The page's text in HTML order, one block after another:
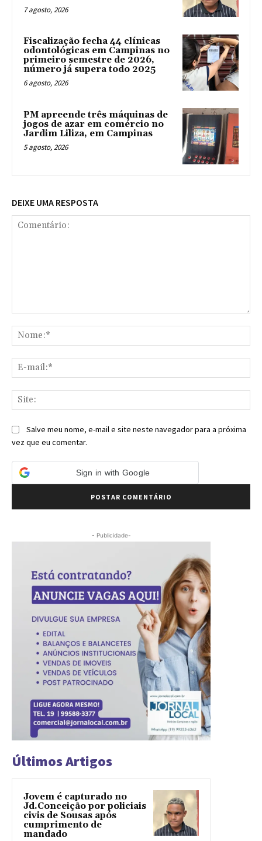
7 agosto, 2026
Fiscalização fecha 44 clínicas
odontológicas em Campinas no
primeiro semestre de 2026,
número já supera todo 2025
6 agosto, 2026
PM apreende três máquinas de
jogos de azar em comércio no
Jardim Liliza, em Campinas
5 agosto, 2026
DEIXE UMA RESPOSTA
Salve meu nome, e-mail e site neste navegador para a próxima
vez que eu comentar.
Sign in with Google
- Publicidade-
Últimos Artigos
Jovem é capturado no
Jd.Conceição por policiais
civis de Sousas após
cumprimento de
mandado